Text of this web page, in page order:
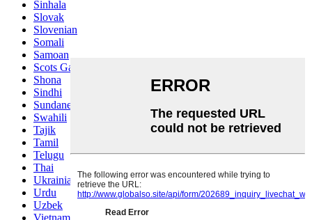
Sinhala
Slovak
Slovenian
Somali
Samoan
Scots Gaelic
Shona
Sindhi
Sundanese
Swahili
Tajik
Tamil
Telugu
Thai
Ukrainian
Urdu
Uzbek